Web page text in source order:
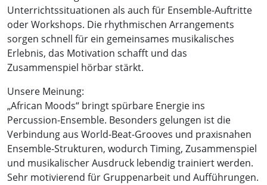
Unterrichtssituationen als auch für Ensemble-Auftritte
oder Workshops. Die rhythmischen Arrangements
sorgen schnell für ein gemeinsames musikalisches
Erlebnis, das Motivation schafft und das
Zusammenspiel hörbar stärkt.
Unsere Meinung:
„African Moods“ bringt spürbare Energie ins
Percussion-Ensemble. Besonders gelungen ist die
Verbindung aus World-Beat-Grooves und praxisnahen
Ensemble-Strukturen, wodurch Timing, Zusammenspiel
und musikalischer Ausdruck lebendig trainiert werden.
Sehr motivierend für Gruppenarbeit und Aufführungen.